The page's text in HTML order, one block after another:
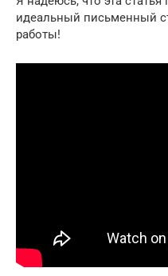
идеальный письменный
работы!